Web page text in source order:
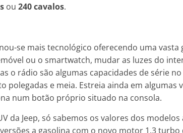
ou 240 cavalos.
se mais tecnológico oferecendo uma vasta
ou o smartwatch, mudar as luzes do
o rádio são algumas capacidades de série
polegadas e meia. Estreia ainda em algumas
num botão próprio situado na consola.
da Jeep, só sabemos os valores dos
a gasolina com o novo motor 1.3 turbo